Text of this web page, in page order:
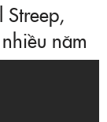
năm